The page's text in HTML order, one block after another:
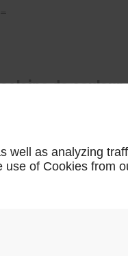
de couleur
well as analyzing
of Cookies from